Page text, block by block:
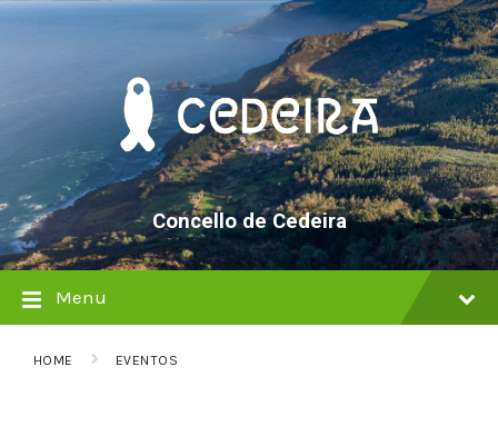
Skip
Skip
Skip
Concello de Cedeira
Menu
HOME EVENTOS